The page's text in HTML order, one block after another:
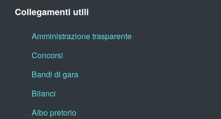
Collegamenti utili
Amministrazione trasparente
Concorsi
Bandi di gara
Bilanci
Albo pretorio